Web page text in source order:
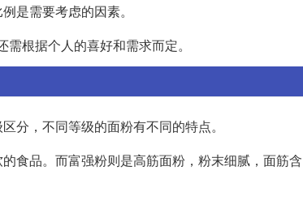
是需要考虑的因素。
根据个人的喜好和需求而定。
分，不同等级的面粉有不同的特点。
食品。而富强粉则是高筋面粉，粉末细腻，面筋含